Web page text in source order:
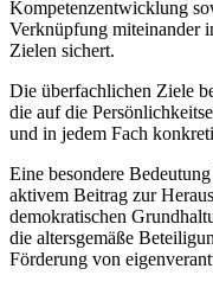
Kompetenzentwicklung
Verknüpfung miteinander
Zielen sichert.
Die überfachlichen Ziele
die auf die
und in jedem Fach
Eine besondere
aktivem Beitrag zur
demokratischen
die altersgemäße
Förderung von